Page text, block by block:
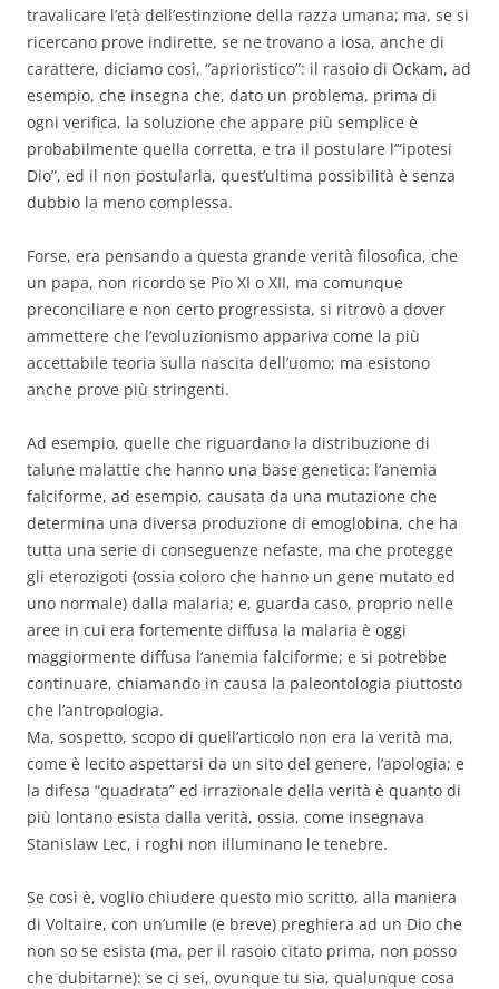
travalicare l’età dell’estinzione della razza umana; ma, se si
ricercano prove indirette, se ne trovano a iosa, anche di
carattere, diciamo così, “aprioristico”: il rasoio di Ockam, ad
esempio, che insegna che, dato un problema, prima di
ogni verifica, la soluzione che appare più semplice è
probabilmente quella corretta, e tra il postulare l’“ipotesi
Dio”, ed il non postularla, quest’ultima possibilità è senza
dubbio la meno complessa.
Forse, era pensando a questa grande verità filosofica, che
un papa, non ricordo se Pio XI o XII, ma comunque
preconciliare e non certo progressista, si ritrovò a dover
ammettere che l’evoluzionismo appariva come la più
accettabile teoria sulla nascita dell’uomo; ma esistono
anche prove più stringenti.
Ad esempio, quelle che riguardano la distribuzione di
talune malattie che hanno una base genetica: l’anemia
falciforme, ad esempio, causata da una mutazione che
determina una diversa produzione di emoglobina, che ha
tutta una serie di conseguenze nefaste, ma che protegge
gli eterozigoti (ossia coloro che hanno un gene mutato ed
uno normale) dalla malaria; e, guarda caso, proprio nelle
aree in cui era fortemente diffusa la malaria è oggi
maggiormente diffusa l’anemia falciforme; e si potrebbe
continuare, chiamando in causa la paleontologia piuttosto
che l’antropologia.
Ma, sospetto, scopo di quell’articolo non era la verità ma,
come è lecito aspettarsi da un sito del genere, l’apologia; e
la difesa “quadrata” ed irrazionale della verità è quanto di
più lontano esista dalla verità, ossia, come insegnava
Stanislaw Lec, i roghi non illuminano le tenebre.
Se così è, voglio chiudere questo mio scritto, alla maniera
di Voltaire, con un’umile (e breve) preghiera ad un Dio che
non so se esista (ma, per il rasoio citato prima, non posso
che dubitarne): se ci sei, ovunque tu sia, qualunque cosa